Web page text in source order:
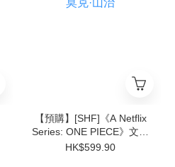
【預購】[SHF]《A Netflix
Series: ONE PIECE》文斯
莫克·山治
HK$599.90